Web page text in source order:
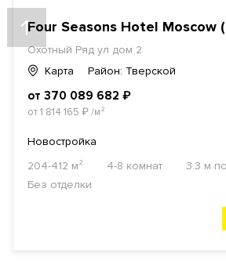
Охотный Ряд ул дом 2
Карта
Район: Тверской
от 370 089 682 ₽
от 1 814 165 ₽/м²
Новостройка
204-412 м²
4-8 комнат
3.3 м
Без отделки